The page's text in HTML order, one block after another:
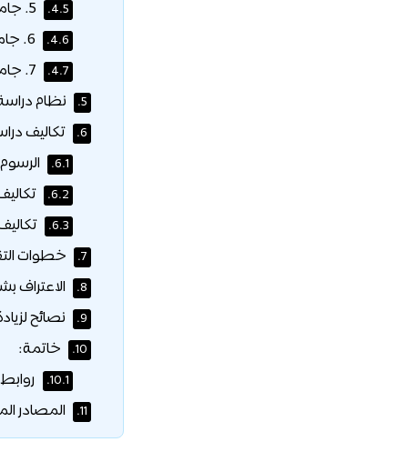
4.5.
4.6.
4.7.
5. نظام
6. تكاليف
6.1.
6.2.
6.3.
7. خطوات
8. الاعتراف
9. نصائح
10. خاتمة:
10.1.
11. المصادر